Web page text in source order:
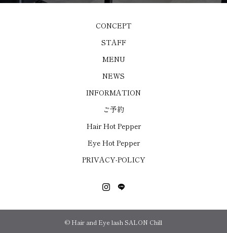
CONCEPT
STAFF
MENU
NEWS
INFORMATION
ご予約
Hair Hot Pepper
Eye Hot Pepper
PRIVACY-POLICY
© Hair and Eye lash SALON Chill